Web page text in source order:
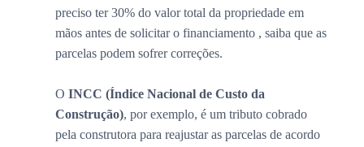
preciso ter 30% do valor total da propriedade em
mãos antes de solicitar o financiamento , saiba que as
parcelas podem sofrer correções.
O INCC (Índice Nacional de Custo da
Construção), por exemplo, é um tributo cobrado
pela construtora para reajustar as parcelas de acordo